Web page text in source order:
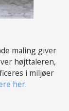
maling giver
højttaleren,
i miljøer
her.